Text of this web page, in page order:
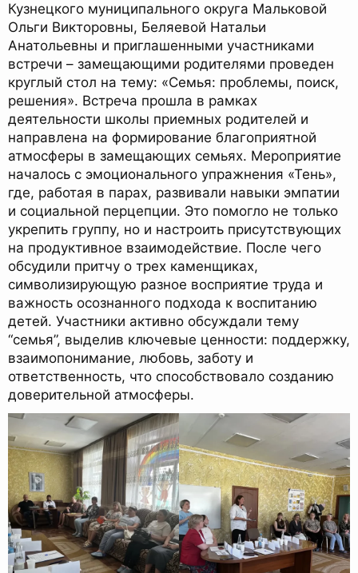
Кузнецкого муниципального округа Мальковой
Ольги Викторовны, Беляевой Натальи
Анатольевны и приглашенными участниками
встречи – замещающими родителями проведен
круглый стол на тему: «Семья: проблемы, поиск,
решения». Встреча прошла в рамках
деятельности школы приемных родителей и
направлена на формирование благоприятной
атмосферы в замещающих семьях. Мероприятие
началось с эмоционального упражнения «Тень»,
где, работая в парах, развивали навыки эмпатии
и социальной перцепции. Это помогло не только
укрепить группу, но и настроить присутствующих
на продуктивное взаимодействие. После чего
обсудили притчу о трех каменщиках,
символизирующую разное восприятие труда и
важность осознанного подхода к воспитанию
детей. Участники активно обсуждали тему
“семья”, выделив ключевые ценности: поддержку,
взаимопонимание, любовь, заботу и
ответственность, что способствовало созданию
доверительной атмосферы.